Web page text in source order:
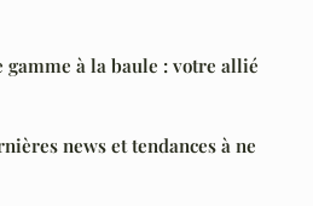
à la baule : votre allié
news et tendances à ne